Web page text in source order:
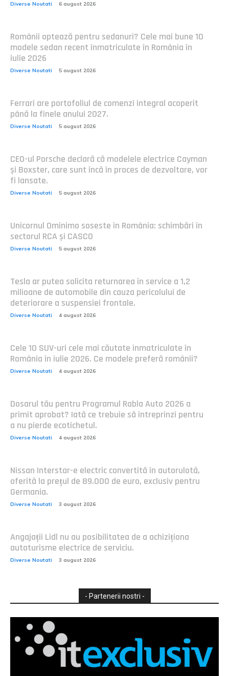
Diverse Noutati 6 august 2026
Românii optează pentru sedanuri? Cele mai bune 10
modele sedan recent înmatriculate în România în
iulie 2026
Diverse Noutati 5 august 2026
Ferrari are portofoliul de comenzi integral acoperit
până la finele anului 2027.
Diverse Noutati 5 august 2026
CEO-ul Porsche declară că modelele electrice Cayman
și Boxster, care sunt încă în proces de dezvoltare, vor
fi lansate.
Diverse Noutati 5 august 2026
Unicornul Ominimo soseste în România: schimbări în
sectorul RCA și CASCO
Diverse Noutati 5 august 2026
Tesla ar putea solicita returnarea în service a 1,2
milioane de automobile din cauza pericolului de
deteriorare a suspensiei frontale.
Diverse Noutati 4 august 2026
Cele 10 SUV-uri cele mai căutate înmatriculate în
România în iulie 2026. Ce modele preferă românii?
Diverse Noutati 4 august 2026
Dosarul tău pentru Programul Rabla Auto 2026 a
primit aprobat? Iată ce trebuie să întreprinzi pentru
a nu pierde ecotichetul.
Diverse Noutati 4 august 2026
Nissan Interstar-e electric convertită în autorulotă,
oferită la prețul de 89.000 de euro, exclusiv pentru
Germania.
Diverse Noutati 3 august 2026
Angajații Lidl nu au posibilitatea de a achiziționa
autoturisme electrice de serviciu.
Diverse Noutati 3 august 2026
- Partenerii nostri -